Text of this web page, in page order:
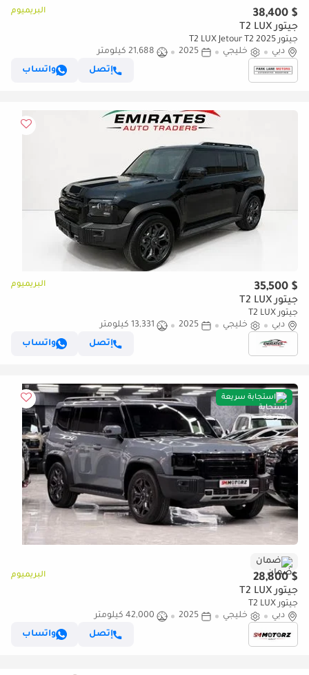
$ 38,400 البريميوم
جيتور T2 LUX
جيتور T2 LUX Jetour T2 2025
دبي
خليجي 2025
21,688 كيلومتر
إتصل
واتساب
$ 35,500 البريميوم
جيتور T2 LUX
جيتور T2 LUX
دبي
خليجي 2025
13,331 كيلومتر
إتصل
واتساب
استجابة سريعة
ضمان
$ 28,800 البريميوم
جيتور T2 LUX
جيتور T2 LUX
دبي
خليجي 2025
42,000 كيلومتر
إتصل
واتساب